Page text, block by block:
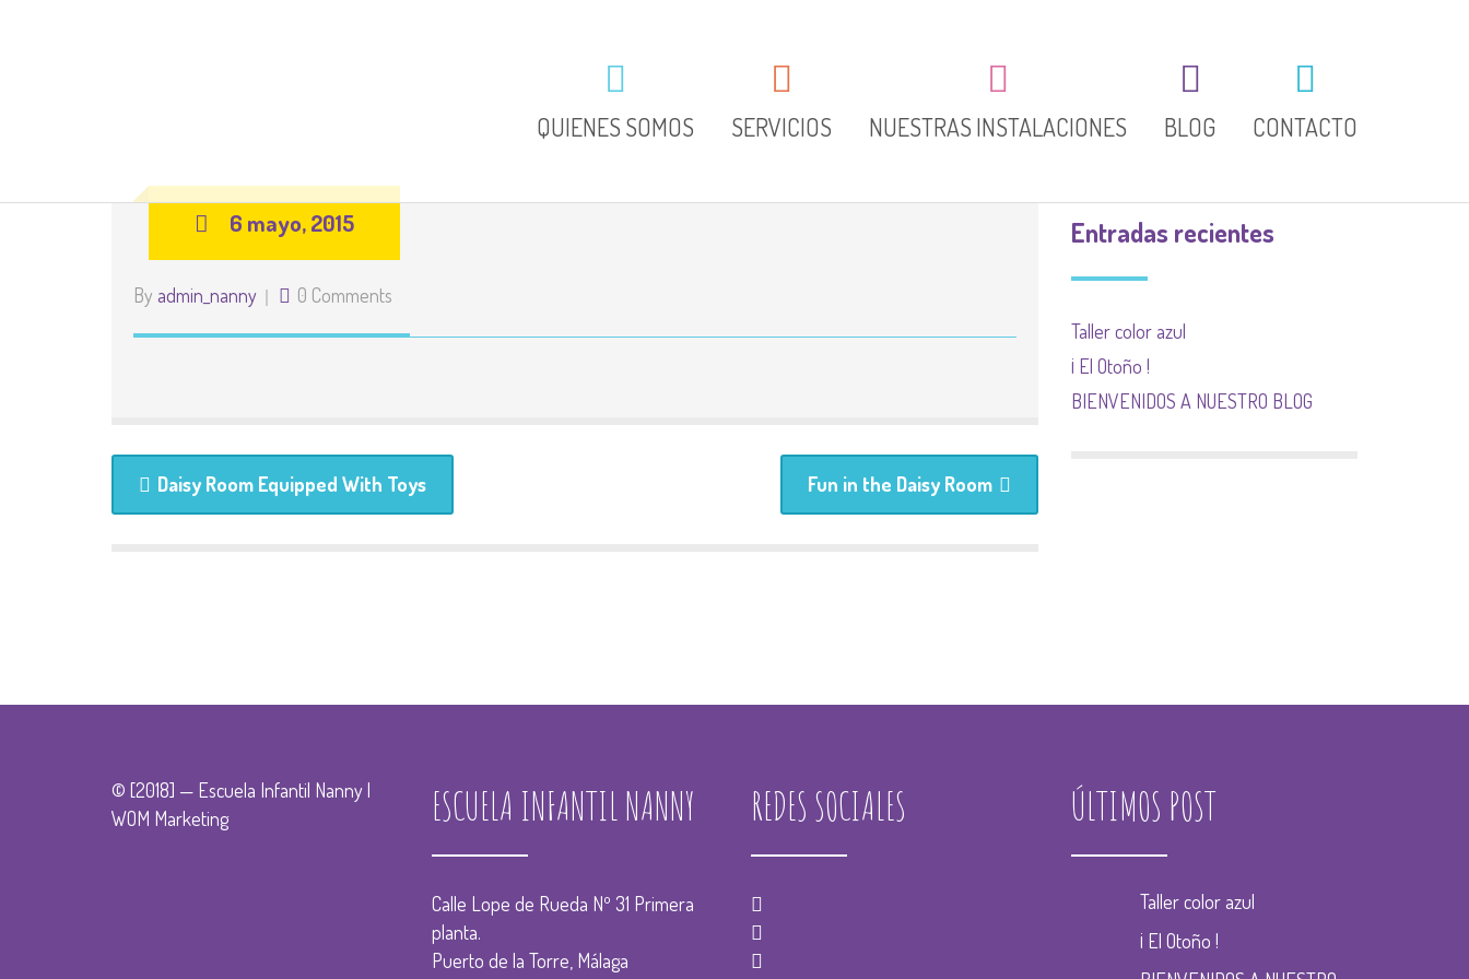
QUIENES SOMOS SERVICIOS NUESTRAS INSTALACIONES BLOG CONTACTO
6 mayo, 2015
By admin_nanny 0 Comments
Daisy Room Equipped With Toys Fun in the Daisy Room
Entradas recientes
Taller color azul
¡ El Otoño !
BIENVENIDOS A NUESTRO BLOG
© [2018] — Escuela Infantil Nanny |
WOM Marketing
ESCUELA INFANTIL NANNY
Calle Lope de Rueda Nº 31 Primera
planta.
Puerto de la Torre, Málaga
REDES SOCIALES ÚLTIMOS POST
Taller color azul
¡ El Otoño !